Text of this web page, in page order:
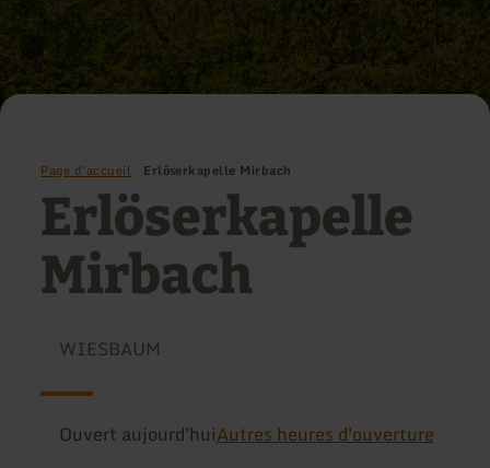
Page d'accueil Erlöserkapelle Mirbach
Erlöserkapelle
Mirbach
WIESBAUM
Ouvert aujourd'huiAutres heures d'ouverture